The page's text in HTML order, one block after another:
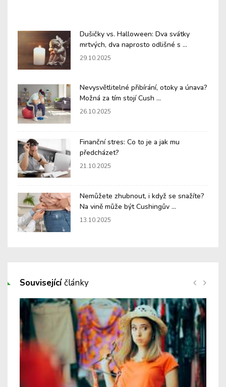
Dušičky vs. Halloween: Dva svátky
mrtvých, dva naprosto odlišné s ...
29.10.2025
Nevysvětlitelné přibírání, otoky a únava?
Možná za tím stojí Cush ...
26.10.2025
Finanční stres: Co to je a jak mu
předcházet?
21.10.2025
Nemůžete zhubnout, i když se snažíte?
Na vině může být Cushingův ...
13.10.2025
Souvisejícíčlánky